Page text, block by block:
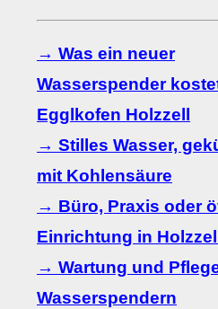
→ Was ein neuer
Wasserspender
Egglkofen Holzzell
→ Stilles Wasser,
mit Kohlensäure
→ Büro, Praxis oder
Einrichtung in Holzzell
→ Wartung und
Wasserspendern